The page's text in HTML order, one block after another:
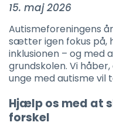
15. maj 2026
Autismeforeningens
sætter igen fokus på,
inklusionen – og med
grundskolen. Vi
unge med autisme vil
Hjælp os med at
forskel